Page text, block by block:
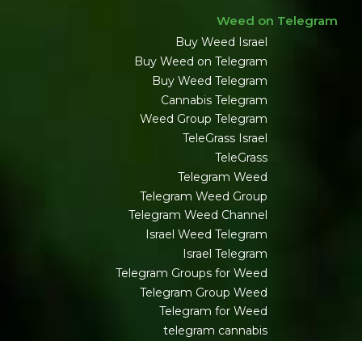
Weed on Telegram
Buy Weed Israel
Buy Weed on Telegram
Buy Weed Telegram
Cannabis Telegram
Weed Group Telegram
TeleGrass Israel
TeleGrass
Telegram Weed
Telegram Weed Group
Telegram Weed Channel
Israel Weed Telegram
Israel Telegram
Telegram Groups for Weed
Telegram Group Weed
Telegram for Weed
telegram cannabis